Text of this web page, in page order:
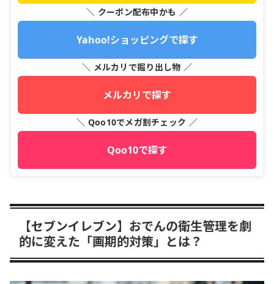
＼ クーポン配布中かも ／
Yahoo!ショッピングで探す
＼ メルカリで掘り出し物 ／
メルカリで探す
＼ Qoo10でメガ割チェック ／
Qoo10で探す
【セブンイレブン】おでんの衛生管理を劇
的に変えた「画期的対策」とは？